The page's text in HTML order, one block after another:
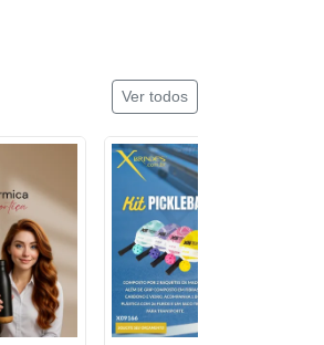
Ver todos